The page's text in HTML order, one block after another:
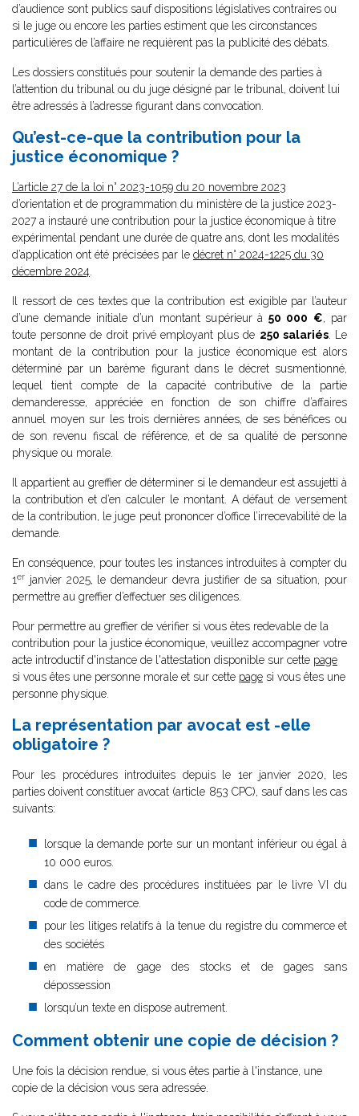
d’audience sont publics sauf dispositions législatives contraires ou
si le juge ou encore les parties estiment que les circonstances
particulières de l’affaire ne requièrent pas la publicité des débats.
Les dossiers constitués pour soutenir la demande des parties à
l’attention du tribunal ou du juge désigné par le tribunal, doivent lui
être adressés à l’adresse figurant dans convocation.
Qu’est-ce-que la contribution pour la
justice économique ?
L’article 27 de la loi n° 2023-1059 du 20 novembre 2023
d’orientation et de programmation du ministère de la justice 2023-
2027 a instauré une contribution pour la justice économique à titre
expérimental pendant une durée de quatre ans, dont les modalités
d’application ont été précisées par le décret n° 2024-1225 du 30
décembre 2024
Il ressort de ces textes que la contribution est exigible par l’auteur
d’une demande initiale d’un montant supérieur à50 000 €, par
toute personne de droit privé employant plus de 250 salariés. Le
montant de la contribution pour la justice économique est alors
déterminé par un barème figurant dans le décret susmentionné,
lequel tient compte de la capacité contributive de la partie
demanderesse, appréciée en fonction de son chiffre d’affaires
annuel moyen sur les trois dernières années, de ses bénéfices ou
de son revenu fiscal de référence, et de sa qualité de personne
physique ou morale.
Il appartient au greffier de déterminer si le demandeur est assujetti à
la contribution et d’en calculer le montant. A défaut de versement
de la contribution, le juge peut prononcer d’office l’irrecevabilité de la
demande.
En conséquence, pour toutes les instances introduites à compter du
1er janvier 2025, le demandeur devra justifier de sa situation, pour
permettre au greffier d’effectuer ses diligences.
Pour permettre au greffier de vérifier si vous êtes redevable de la
contribution pour la justice économique, veuillez accompagner votre
acte introductif d'instance de l'attestation disponible sur cette page
si vous êtes une personne morale et sur cette page si vous êtes une
personne physique.
La représentation par avocat est -elle
obligatoire ?
Pour les procédures introduites depuis le 1er janvier 2020, les
parties doivent constituer avocat (article 853 CPC), sauf dans les cas
suivants:
lorsque la demande porte sur un montant inférieur ou égal à
10 000 euros.
dans le cadre des procédures instituées par le livre VI du
code de commerce.
pour les litiges relatifs à la tenue du registre du commerce et
des sociétés
en matière de gage des stocks et de gages sans
dépossession
lorsqu’un texte en dispose autrement.
Comment obtenir une copie de décision ?
Une fois la décision rendue, si vous êtes partie à l'instance, une
copie de la décision vous sera adressée.